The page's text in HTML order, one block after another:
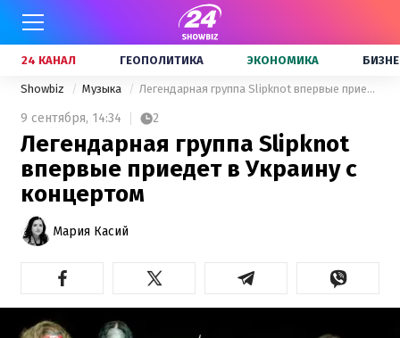
24 КАНАЛ ГЕОПОЛИТИКА ЭКОНОМИКА
Showbiz Музыка Легендарная группа Slipknot впервые приедет в Украину с концертом
9 сентября, 14:34 2
Легендарная группа Slipknot
впервые приедет в Украину с
концертом
Мария Касий